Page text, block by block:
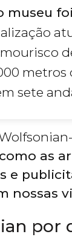
museu
metros
sete
como as
e
nossas
por